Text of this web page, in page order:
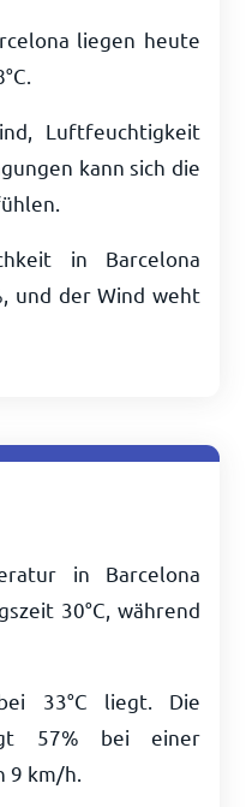
liegen heute
°C
Luftfeuchtigkeit
kann sich die
in Barcelona
und der Wind weht
in Barcelona
30°C , während
33°C liegt. Die
57% bei einer
9 km/h